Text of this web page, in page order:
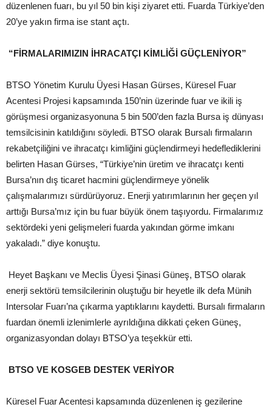
düzenlenen fuarı, bu yıl 50 bin kişi ziyaret etti. Fuarda Türkiye’den
20’ye yakın firma ise stant açtı.
“FİRMALARIMIZIN İHRACATÇI KİMLİĞİ GÜÇLENİYOR”
BTSO Yönetim Kurulu Üyesi Hasan Gürses, Küresel Fuar
Acentesi Projesi kapsamında 150’nin üzerinde fuar ve ikili iş
görüşmesi organizasyonuna 5 bin 500’den fazla Bursa iş dünyası
temsilcisinin katıldığını söyledi. BTSO olarak Bursalı firmaların
rekabetçiliğini ve ihracatçı kimliğini güçlendirmeyi hedeflediklerini
belirten Hasan Gürses, “Türkiye’nin üretim ve ihracatçı kenti
Bursa’nın dış ticaret hacmini güçlendirmeye yönelik
çalışmalarımızı sürdürüyoruz. Enerji yatırımlarının her geçen yıl
arttığı Bursa’mız için bu fuar büyük önem taşıyordu. Firmalarımız
sektördeki yeni gelişmeleri fuarda yakından görme imkanı
yakaladı.” diye konuştu.
Heyet Başkanı ve Meclis Üyesi Şinasi Güneş, BTSO olarak
enerji sektörü temsilcilerinin oluştuğu bir heyetle ilk defa Münih
Intersolar Fuarı’na çıkarma yaptıklarını kaydetti. Bursalı firmaların
fuardan önemli izlenimlerle ayrıldığına dikkati çeken Güneş,
organizasyondan dolayı BTSO’ya teşekkür etti.
BTSO VE KOSGEB DESTEK VERİYOR
Küresel Fuar Acentesi kapsamında düzenlenen iş gezilerine